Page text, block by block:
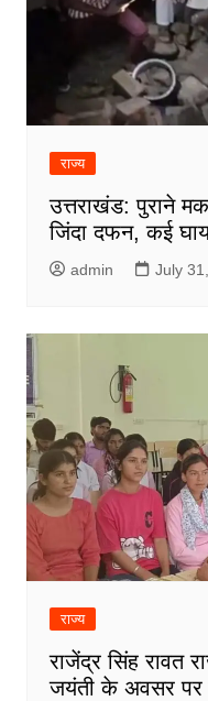
राज्य
उत्तराखंड: पुराने
जिंदा दफन, कई
admin July
राज्य
राजेंद्र सिंह रावत
जयंती के अवसर पर